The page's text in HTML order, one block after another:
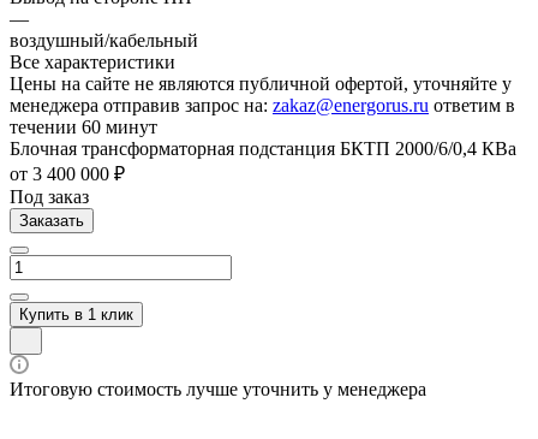
—
воздушный/кабельный
Все характеристики
Цены на сайте не являются публичной офертой, уточняйте у
менеджера отправив запрос на: zakaz@energorus.ru ответим в
течении 60 минут
Блочная трансформаторная подстанция БКТП 2000/6/0,4 КВа
от 3 400 000 ₽
Под заказ
Заказать
Купить в 1 клик
Итоговую стоимость лучше уточнить у менеджера